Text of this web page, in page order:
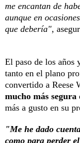
me encantan de
aunque en
que debería",
El paso de los años
tanto en el plano
convertido a Reese
mucho más segura
más a gusto en su
"Me he dado
como para perder